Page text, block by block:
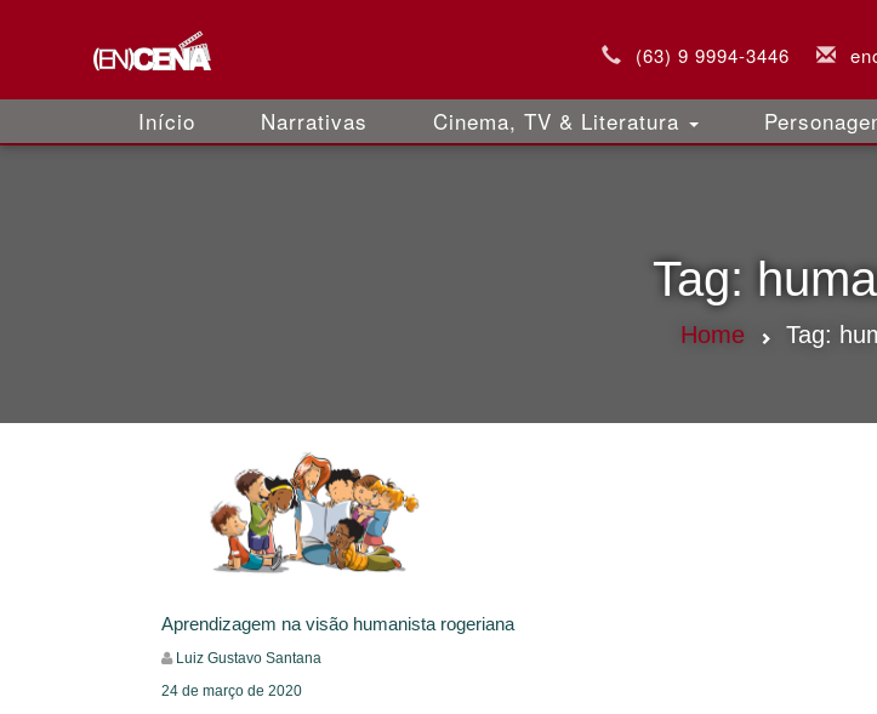
(63) 9 9994-3446
Início Narrativas Cinema, TV & Literatura
Tag:
Home Tag:
Aprendizagem na visão humanista rogeriana
Luiz Gustavo Santana
24 de março de 2020